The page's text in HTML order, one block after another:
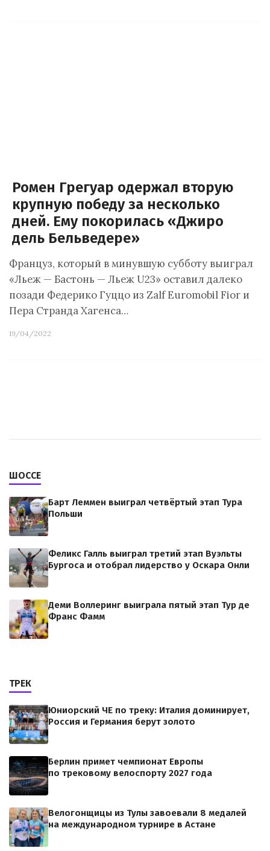
Ромен Грегуар одержал вторую
крупную победу за несколько
дней. Ему покорилась «Джиро
дель Бельведере»
Француз, который в минувшую субботу выиграл
«Льеж — Бастонь — Льеж U23» оставил далеко
позади Федерико Гуццо из Zalf Euromobil Fior и
Пера Странда Хагенса…
19/04/2022
ШОССЕ
Барт Леммен выиграл четвёртый этап Тура
Польши
Феликс Галль выиграл третий этап Вуэльты
Бургоса и отобрал лидерство у Оскара Онли
Деми Воллеринг выиграла пятый этап Тур де
Франс Фамм
ТРЕК
Юниорский ЧЕ по треку: Италия доминирует,
Россия и Германия берут золото
Берлин примет чемпионат Европы
по трековому велоспорту 2027 года
Велогонщицы из Тулы завоевали 8 медалей
на международном турнире в Астане